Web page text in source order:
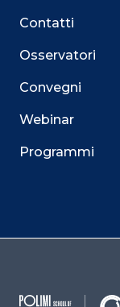
Contatti
Osservatori
Convegni
Webinar
Programmi